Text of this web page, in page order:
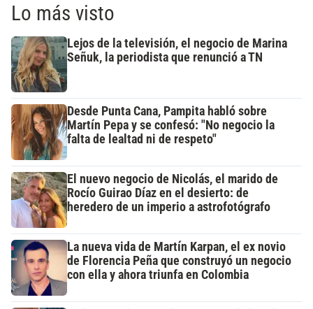
Lo más visto
Lejos de la televisión, el negocio de Marina
Señuk, la periodista que renunció a TN
Desde Punta Cana, Pampita habló sobre
Martín Pepa y se confesó: "No negocio la
falta de lealtad ni de respeto"
El nuevo negocio de Nicolás, el marido de
Rocío Guirao Díaz en el desierto: de
heredero de un imperio a astrofotógrafo
La nueva vida de Martín Karpan, el ex novio
de Florencia Peña que construyó un negocio
con ella y ahora triunfa en Colombia